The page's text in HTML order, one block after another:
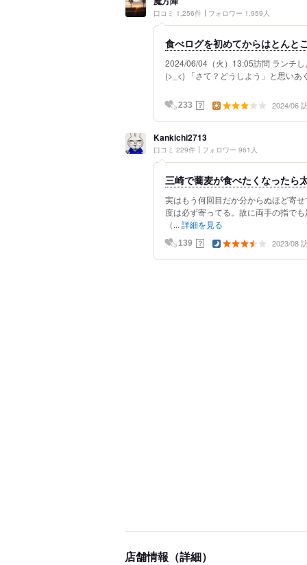
口コミ 1,256件 フォロワー 1,959人
食べログを初めてからはとんと
2024/06/04（火）13:05訪問 ランチ
(>_<) 「さて？どうしよう」と思い
233 ？ 2024/06
Kankichi2713
口コミ 229件 フォロワー 961人
三崎で蕎麦が食べたくなったら
実はもう何回目だか分からぬほど寄
度は必ず寄ってる。故に両手の指で
（... 詳細を見る
139 ？ 2023/08
店舗情報（詳細）